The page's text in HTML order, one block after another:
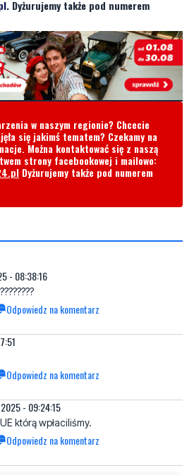
w naszym regionie? Chcecie
się jakimś tematem? Czekamy na
Można kontaktować się z naszą
Dyżurujemy także pod numerem
- 09:24:15
którą wpłaciliśmy.